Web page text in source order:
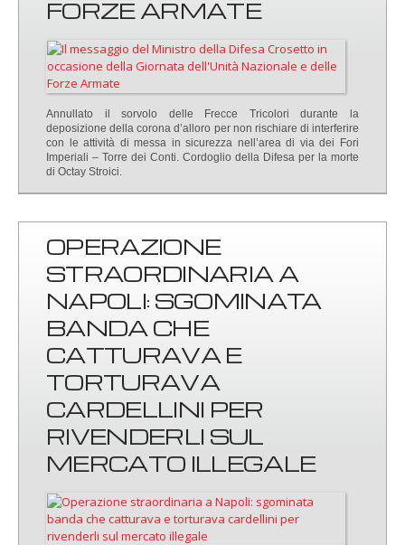
FORZE ARMATE
Annullato il sorvolo delle Frecce Tricolori durante la
deposizione della corona d’alloro per non rischiare di interferire
con le attività di messa in sicurezza nell’area di via dei Fori
Imperiali – Torre dei Conti. Cordoglio della Difesa per la morte
di Octay Stroici.
OPERAZIONE
STRAORDINARIA A
NAPOLI: SGOMINATA
BANDA CHE
CATTURAVA E
TORTURAVA
CARDELLINI PER
RIVENDERLI SUL
MERCATO ILLEGALE